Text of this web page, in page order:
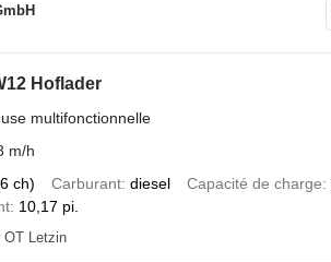
Hoflader
multifonctionnelle
m/h
ch) Carburant diesel Capacité de charge
10,17 pi.
OT Letzin